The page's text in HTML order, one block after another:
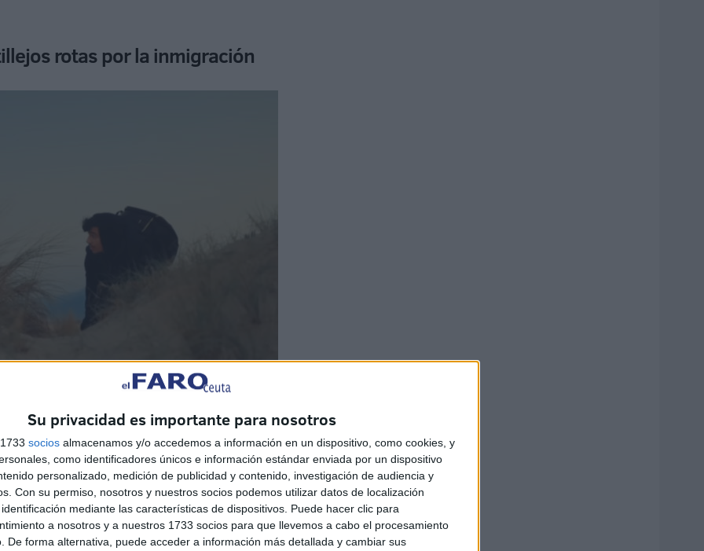
Su privacidad es importante para nosotros
socios almacenamos y/o accedemos a información en un dispositivo, como cookies, y
como identificadores únicos e información estándar enviada por un dispositivo
personalizado, medición de publicidad y contenido, investigación de audiencia y
Con su permiso, nosotros y nuestros socios podemos utilizar datos de localización
mediante las características de dispositivos. Puede hacer clic para
a nosotros y a nuestros 1733 socios para que llevemos a cabo el procesamiento
De forma alternativa, puede acceder a información más detallada y cambiar sus
rotas por la inmigración
que piensa que la vida le sonreirá si llega a
de personas, a quien compra una plaza en una
es una estafa: pierde su oportunidad y el dinero.